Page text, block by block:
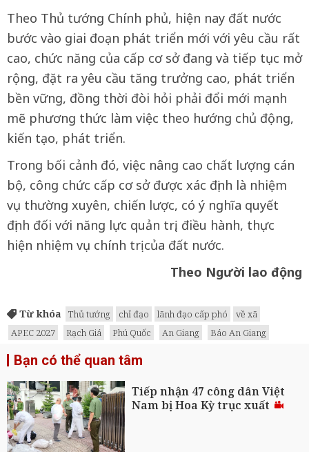
Theo Thủ tướng Chính phủ, hiện nay đất nước
bước vào giai đoạn phát triển mới với yêu cầu rất
cao, chức năng của cấp cơ sở đang và tiếp tục mở
rộng, đặt ra yêu cầu tăng trưởng cao, phát triển
bền vững, đồng thời đòi hỏi phải đổi mới mạnh
mẽ phương thức làm việc theo hướng chủ động,
kiến tạo, phát triển.
Trong bối cảnh đó, việc nâng cao chất lượng cán
bộ, công chức cấp cơ sở được xác định là nhiệm
vụ thường xuyên, chiến lược, có ý nghĩa quyết
định đối với năng lực quản trị, điều hành, thực
hiện nhiệm vụ chính trị của đất nước.
Theo Người lao động
Từ khóa Thủ tướng chỉ đạo lãnh đạo cấp phó
về xã
APEC 2027
Rạch Giá Phú Quốc An Giang Báo An Giang
Bạn có thể quan tâm
Tiếp nhận 47 công dân Việt
Nam bị Hoa Kỳ trục xuất